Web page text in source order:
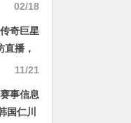
！02/18
奇巨星
播，
战中国
11/21
事信息
国仁川